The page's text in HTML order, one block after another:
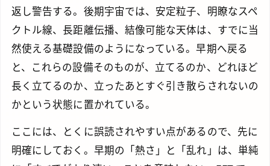
返し警告する。後期宇宙では、安定粒子、明瞭なスペ
クトル線、長距離伝播、結像可能な天体は、すでに当
然使える基礎設備のようになっている。早期へ戻る
と、これらの設備そのものが、立てるのか、どれほど
長く立てるのか、立ったあとすぐ引き散らされないの
かという状態に置かれている。
ここには、とくに誤読されやすい点があるので、先に
明確にしておく。早期の「熱さ」と「乱れ」は、単純